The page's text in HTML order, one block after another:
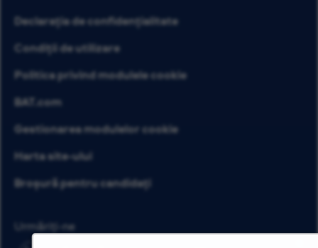
Declarația de confidențialitate
Condiții de utilizare
Politica privind modulele cookie
BAT.com
Gestionarea modulelor cookie
Harta site-ului
Broșură pentru candidați
Urmăriți-ne